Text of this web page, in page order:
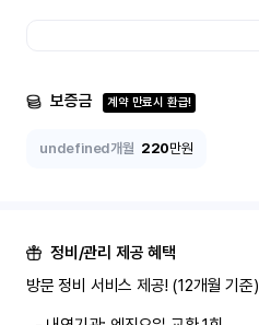
보증금 계약 만료시 환급!
undefined개월 220만원
정비/관리 제공 혜택
방문 정비 서비스 제공! (12개월 기준)